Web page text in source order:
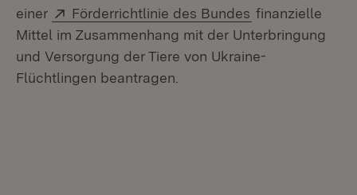
einer
Extern:
Förderrichtlinie des Bundes (Öffnet in
finanzielle
Mittel im Zusammenhang mit der Unterbringung
und Versorgung der Tiere von Ukraine-
Flüchtlingen beantragen.